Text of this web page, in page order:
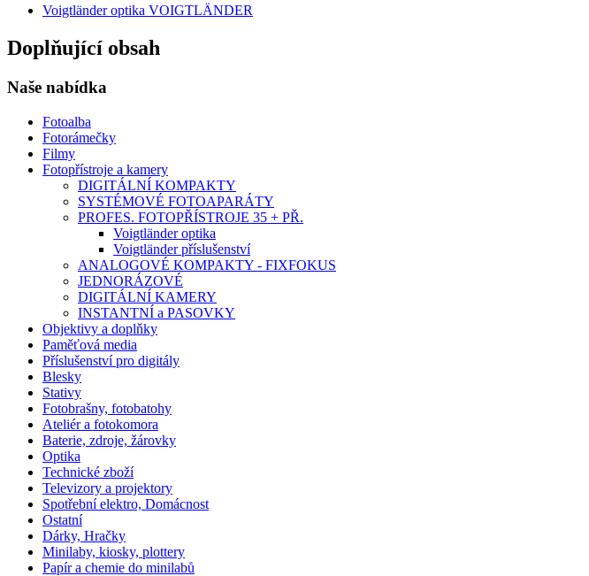
Voigtländer optika VOIGTLÄNDER
Doplňující obsah
Naše nabídka
Fotoalba
Fotorámečky
Filmy
Fotopřístroje a kamery
DIGITÁLNÍ KOMPAKTY
SYSTÉMOVÉ FOTOAPARÁTY
PROFES. FOTOPŘÍSTROJE 35 + PŘ.
Voigtländer optika
Voigtländer příslušenství
ANALOGOVÉ KOMPAKTY - FIXFOKUS
JEDNORÁZOVÉ
DIGITÁLNÍ KAMERY
INSTANTNÍ a PASOVKY
Objektivy a doplňky
Paměťová media
Příslušenství pro digitály
Blesky
Stativy
Fotobrašny, fotobatohy
Ateliér a fotokomora
Baterie, zdroje, žárovky
Optika
Technické zboží
Televizory a projektory
Spotřební elektro, Domácnost
Ostatní
Dárky, Hračky
Minilaby, kiosky, plottery
Papír a chemie do minilabů